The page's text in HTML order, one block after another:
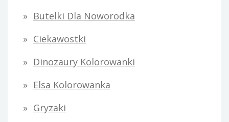
Butelki Dla Noworodka
Ciekawostki
Dinozaury Kolorowanki
Elsa Kolorowanka
Gryzaki